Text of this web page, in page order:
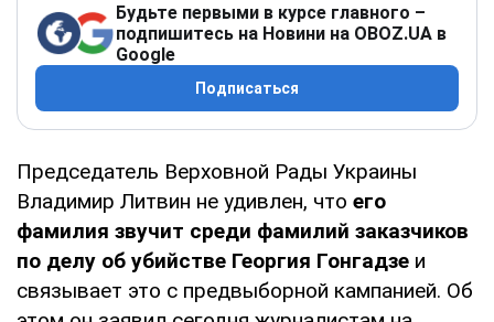
Будьте первыми в курсе главного –
подпишитесь на Новини на OBOZ.UA в
Google
Подписаться
Председатель Верховной Рады Украины
Владимир Литвин не удивлен, что его
фамилия звучит среди фамилий заказчиков
по делу об убийстве Георгия Гонгадзе и
связывает это с предвыборной кампанией. Об